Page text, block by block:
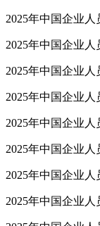
2025年中国企业
2025年中国企业
2025年中国企业
2025年中国企业
2025年中国企业
2025年中国企业
2025年中国企业
2025年中国企业